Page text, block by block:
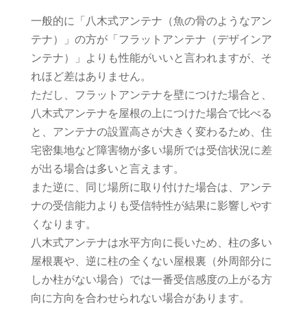
一般的に「八木式アンテナ（魚の骨のようなアン
テナ）」の方が「フラットアンテナ（デザインア
ンテナ）」よりも性能がいいと言われますが、そ
れほど差はありません。
ただし、フラットアンテナを壁につけた場合と、
八木式アンテナを屋根の上につけた場合で比べる
と、アンテナの設置高さが大きく変わるため、住
宅密集地など障害物が多い場所では受信状況に差
が出る場合は多いと言えます。
また逆に、同じ場所に取り付けた場合は、アンテ
ナの受信能力よりも受信特性が結果に影響しやす
くなります。
八木式アンテナは水平方向に長いため、柱の多い
屋根裏や、逆に柱の全くない屋根裏（外周部分に
しか柱がない場合）では一番受信感度の上がる方
向に方向を合わせられない場合があります。